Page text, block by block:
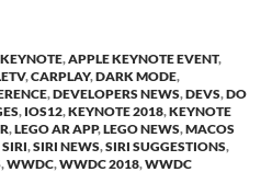
,APPLE KEYNOTE EVENT,
,CARPLAY,DARK MODE,
,DEVELOPERS NEWS,DEVS,DO
, IOS12,KEYNOTE 2018,KEYNOTE
,LEGO AR APP,LEGO NEWS,MACOS
SIRI,SIRI NEWS,SIRI SUGGESTIONS,
,WWDC,WWDC 2018,WWDC